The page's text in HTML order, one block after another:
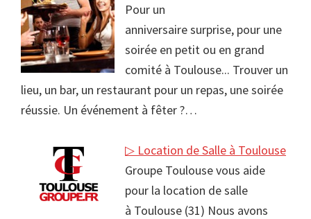
Pour un
anniversaire surprise, pour une
soirée en petit ou en grand
comité à Toulouse... Trouver un
lieu, un bar, un restaurant pour un repas, une soirée
réussie. Un événement à fêter ?…
▷ Location de Salle à Toulouse
Groupe Toulouse vous aide
pour la location de salle
à Toulouse (31) Nous avons